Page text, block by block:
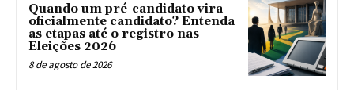
Quando um pré-candidato vira
oficialmente candidato? Entenda
as etapas até o registro nas
Eleições 2026
8 de agosto de 2026